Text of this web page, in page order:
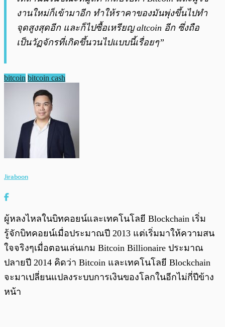
งานใหม่ก็เข้ามาอีก ทำให้ราคาของมันพุ่งขึ้นไปทำ
จุดสูงสุดอีก และก็ไปซื้อเหรียญ altcoin อีก ซึ่งถือ
เป็นวัฏจักรที่เกิดขึ้นวนไปแบบนี้เรื่อยๆ”
bitcoin bitcoin cash
Jiraboon
ผู้หลงไหลในบิทคอยน์และเทคโนโลยี Blockchain เริ่ม
รู้จักบิทคอยน์เมื่อประมาณปี 2013 แต่เริ่มมาให้ความสน
ใจจริงๆเมื่อตอนเล่นเกม Bitcoin Billionaire ประมาณ
ปลายปี 2014 คิดว่า Bitcoin และเทคโนโลยี Blockchain
จะมาเปลี่ยนแปลงระบบการเงินของโลกในอีกไม่กี่ปีข้าง
หน้า